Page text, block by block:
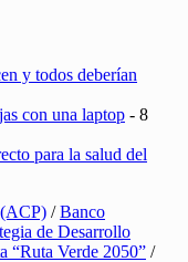
y todos deberían
con una laptop - 8
para la salud del
/Banco
de Desarrollo
“Ruta Verde 2050” /